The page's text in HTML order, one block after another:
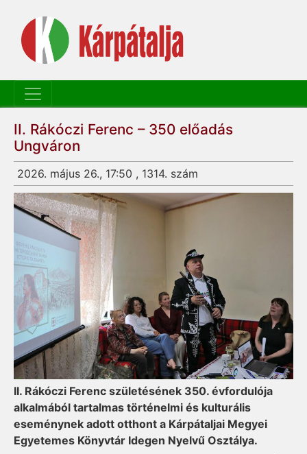
II. Rákóczi Ferenc – 350 előadás
Ungváron
2026. május 26., 17:50 , 1314. szám
II. Rákóczi Ferenc születésének 350. évfordulója
alkalmából tartalmas történelmi és kulturális
eseménynek adott otthont a Kárpátaljai Megyei
Egyetemes Könyvtár Idegen Nyelvű Osztálya.